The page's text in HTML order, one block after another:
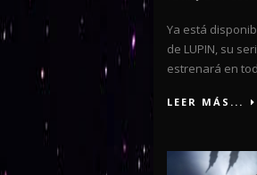
Ya está
de LUPIN, su
estrenará en
LEER MÁS...